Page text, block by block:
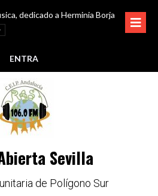
dedicado a Herminia Borja
para un futuro sin machismo Esta semana disfruta de oferta cultural en Asociación Solidaridad
Sur, el cuidado y la limpieza del entorno
ENTRA
Sevilla
de Polígono Sur